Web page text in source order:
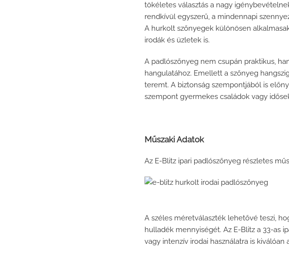
tökéletes választás a nagy
rendkívül egyszerű, a mindennapi
A hurkolt szőnyegek különösen
irodák és üzletek is.
A padlószőnyeg nem csupán praktikus,
hangulatához. Emellett a szőnyeg
teremt. A biztonság szempontjából is
szempont gyermekes családok vagy
Műszaki Adatok
Az E-Blitz ipari padlószőnyeg részletes
A széles méretválaszték lehetővé teszi,
hulladék mennyiségét. Az E-Blitz a 33-as
vagy intenzív irodai használatra is kiválóan